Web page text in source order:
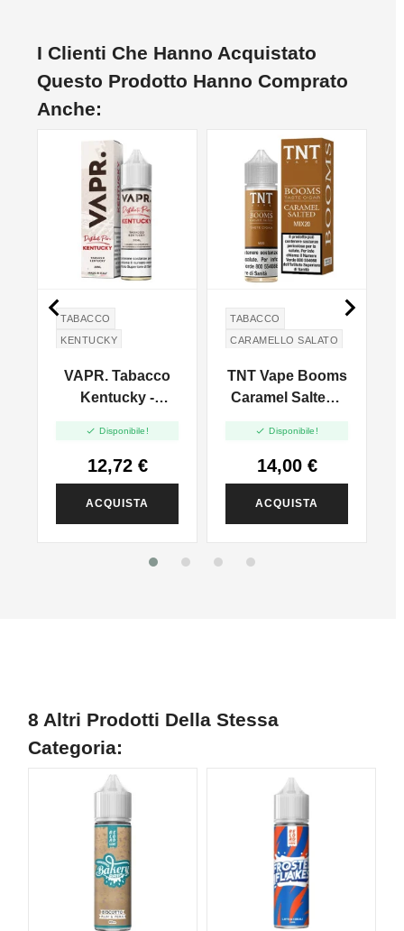
I Clienti Che Hanno Acquistato
Questo Prodotto Hanno Comprato
Anche:
TABACCO
KENTUCKY
VAPR. Tabacco
Kentucky -
Vape Shot 20ml
 Disponibile!
12,72 €
ACQUISTA
TABACCO
CARAMELLO SALATO
TNT Vape Booms
Caramel Salted -
20ml
 Disponibile!
14,00 €
ACQUISTA
 
8 Altri Prodotti Della Stessa
Categoria: